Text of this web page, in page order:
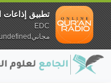
تطبيق إذاعات
EDC
مجانيundefined